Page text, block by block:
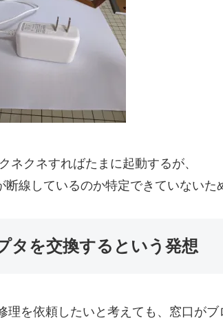
ネクネすればたまに起動するが、
断線しているのか特定できていないた
タを交換するという発想
理を依頼したいと考えても、窓口がブ